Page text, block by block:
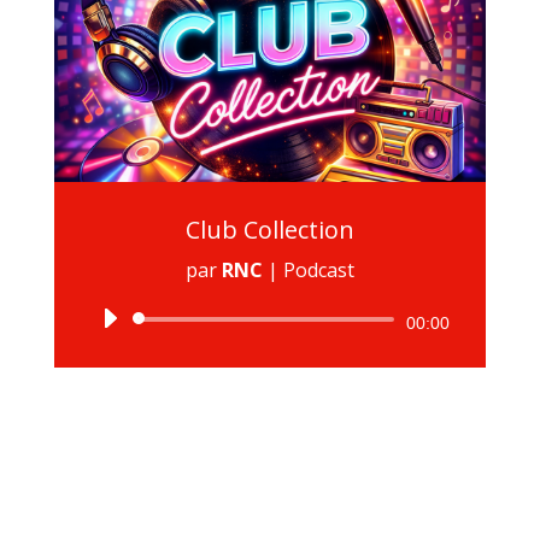
Club Collection
par RNC | Podcast
Lecteur
00:00